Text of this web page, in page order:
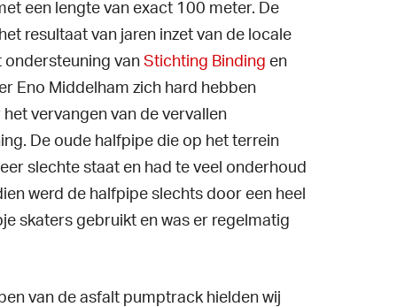
een lengte van exact 100 meter. De
resultaat van jaren inzet van de locale
ondersteuning van Stichting Binding en
Eno Middelham zich hard hebben
vervangen van de vervallen
De oude halfpipe die op het terrein
slechte staat en had te veel onderhoud
werd de halfpipe slechts door een heel
skaters gebruikt en was er regelmatig
van de asfalt pumptrack hielden wij